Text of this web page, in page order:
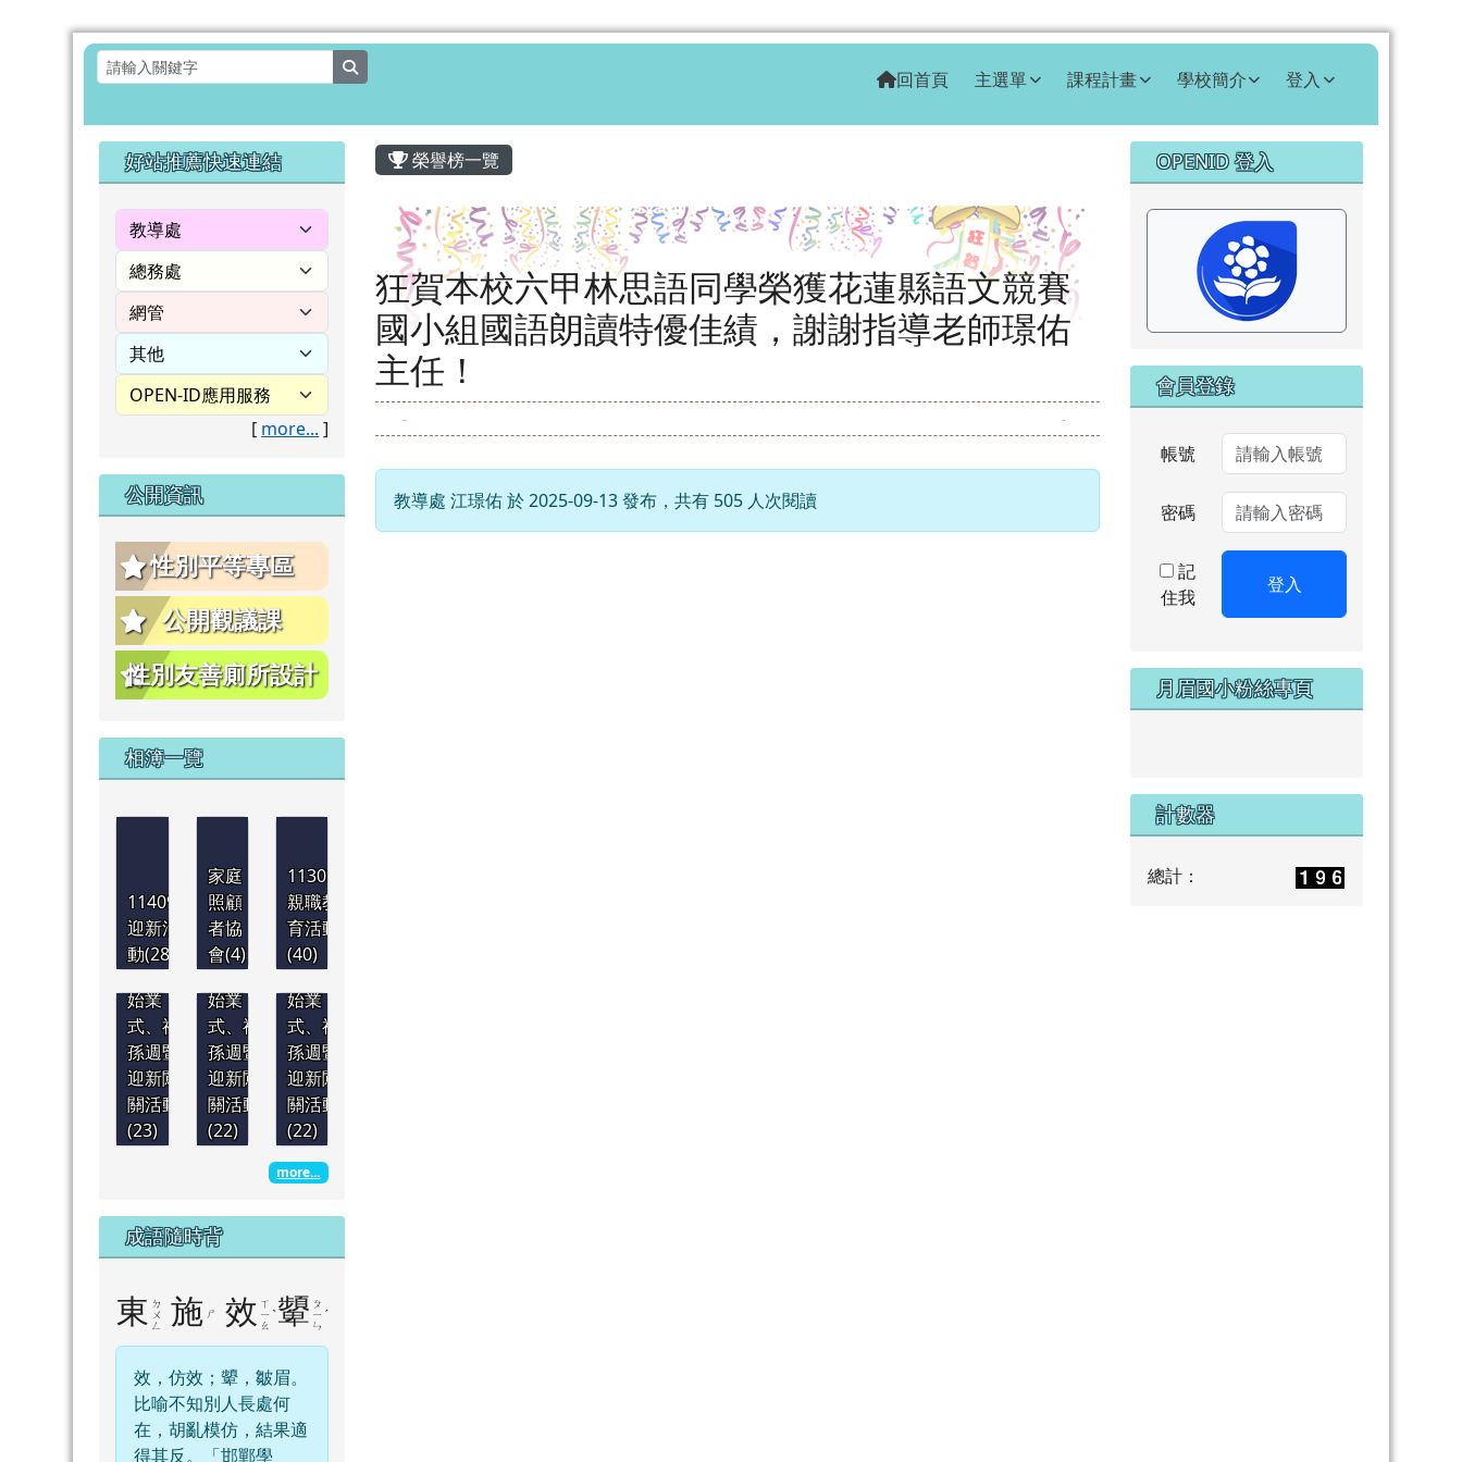
跳至主內容區
花蓮縣壽豐鄉月眉國民小學全球資訊網 回首頁 主選單 課程計畫 學校簡介 登入
左邊區域內容
好站推薦快速連結
[ more... ]
公開資訊
性別平等專區
公開觀議課
性別友善廁所設計
相簿一覽
1140901
迎新活
動(28)
家庭
照顧
者協
會(4)
1130921
親職教
育活動
(40)
1130830
始業
式、祖
孫週暨
迎新闖
關活動
(23)
1130830
始業
式、祖
孫週暨
迎新闖
關活動
(22)
1130830
始業
式、祖
孫週暨
迎新闖
關活動
(22)
more...
成語隨時背
東 ㄉ
ㄨ
ㄥ
施 ㄕ 效 ㄒ
ㄧ
ㄠ
ˋ顰 ㄆ
ㄧ
ㄣ
ˊ
效，仿效；顰，皺眉。
比喻不知別人長處何
在，胡亂模仿，結果適
得其反。「邯鄲學
主內容區域
榮譽榜一覽
狂賀本校六甲林思語同學榮獲花蓮縣語文競賽
國小組國語朗讀特優佳績，謝謝指導老師璟佑
主任！
教導處 江璟佑 於 2025-09-13 發布，共有 505 人次閱讀
右邊區域內容
OPENID 登入
會員登錄
帳號
密碼
記
住我
登入
月眉國小粉絲專頁
計數器
總計：
頁尾區域